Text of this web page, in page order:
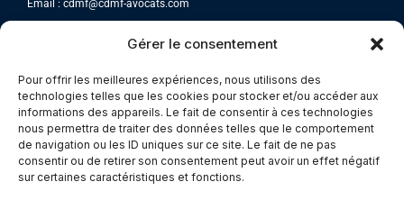
Gérer le consentement
Pour offrir les meilleures expériences, nous utilisons des
technologies telles que les cookies pour stocker et/ou accéder aux
informations des appareils. Le fait de consentir à ces technologies
nous permettra de traiter des données telles que le comportement
de navigation ou les ID uniques sur ce site. Le fait de ne pas
consentir ou de retirer son consentement peut avoir un effet négatif
sur certaines caractéristiques et fonctions.
Email : cdmf@cdmf-avocats.com
7 Place Firmin Gautier
CS 80476
38016 GRENOBLE, Cedex 1
Chambery
Immeuble le Paris